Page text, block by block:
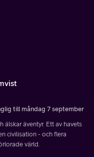
till måndag 7 september
älskar äventyr. Ett av havets
civilisation - och flera
värld.